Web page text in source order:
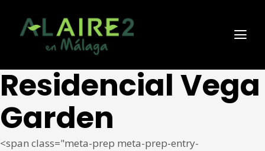
Residencial Vega
Garden
<span class="meta-prep meta-prep-entry-